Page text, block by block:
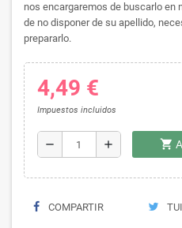
nos encargaremos de buscarlo en
de no disponer de su apellido,
prepararlo.
4,49 €
Impuestos incluidos
remove add shopping_cart
COMPARTIR